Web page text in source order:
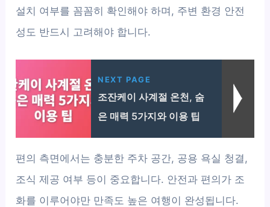
설치 여부를 꼼꼼히 확인해야 하며, 주변 환경 안전
성도 반드시 고려해야 합니다.
NEXT PAGE
조잔케이 사계절 온천, 숨
은 매력 5가지와 이용 팁
편의 측면에서는 충분한 주차 공간, 공용 욕실 청결,
조식 제공 여부 등이 중요합니다. 안전과 편의가 조
화를 이루어야만 만족도 높은 여행이 완성됩니다.